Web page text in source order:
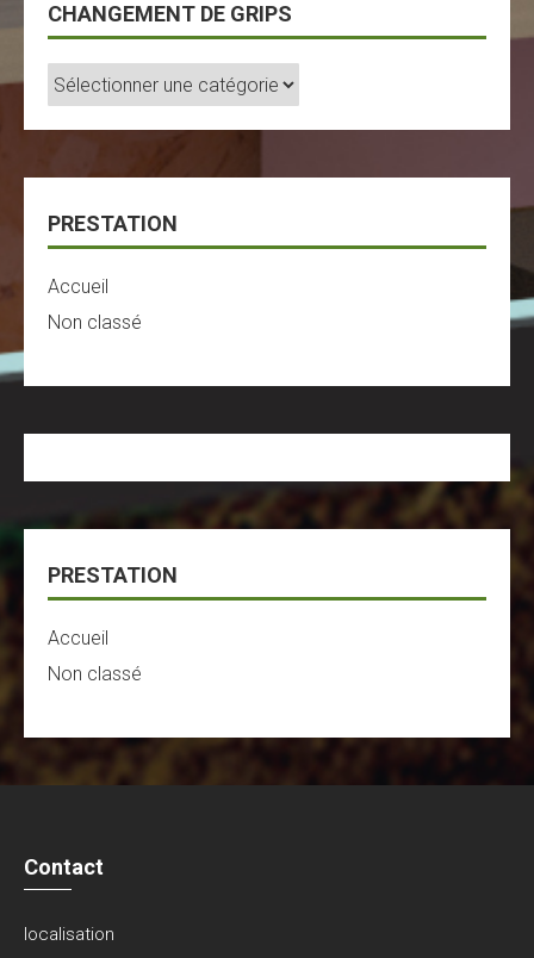
CHANGEMENT DE GRIPS
Changement
De
Grips
PRESTATION
Accueil
Non classé
PRESTATION
Accueil
Non classé
Contact
localisation